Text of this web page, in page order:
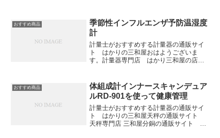
おすすめ商品
季節性インフルエンザ予防温湿度
計
計量士がおすすめする計量器の通販サイ
ト はかりの三和屋おはようございま
す。計量器専門店 はかり三和屋の店長
当店の忘年会です、楽しみです。インフ
ルエンザの季節到来です。イ...
おすすめ商品
体組成計インナースキャンデュア
ルRD-901を使って健康管理
計量士がおすすめする計量器の通販サイ
ト はかりの三和屋天秤の通販サイト
天秤専門店 三和屋分銅の通販サイト 分